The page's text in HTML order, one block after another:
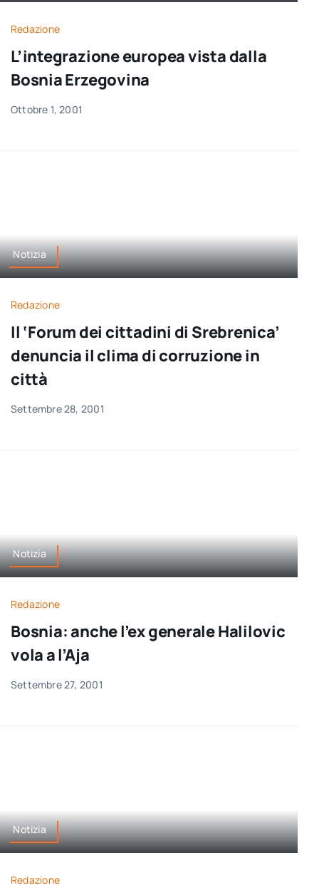
Newsletter
Redazione
L’integrazione europea vista dalla
Bosnia Erzegovina
Ottobre 1, 2001
Notizia
Redazione
Il ‘Forum dei cittadini di Srebrenica’
denuncia il clima di corruzione in
città
Settembre 28, 2001
Notizia
Redazione
Bosnia: anche l’ex generale Halilovic
vola a l’Aja
Settembre 27, 2001
Notizia
Redazione